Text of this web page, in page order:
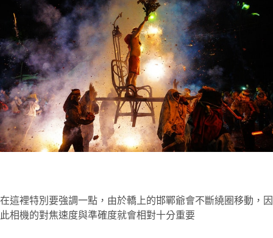
在這裡特別要強調一點，由於轎上的邯鄲爺會不斷繞圈移動，因
此相機的對焦速度與準確度就會相對十分重要